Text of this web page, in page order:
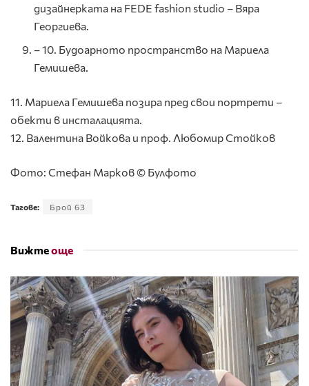
дизайнерката на FEDE fashion studio – Вяра
Георгиева.
– 10. Будоарното пространство на Мариела
Гемишева.
11. Мариела Гемишева позира пред свои портрети –
обекти в инсталацията.
12. Валентина Войкова и проф. Любомир Стойков
Фото: Стефан Марков © Булфото
Тагове: Брой 63
Вижтеоще